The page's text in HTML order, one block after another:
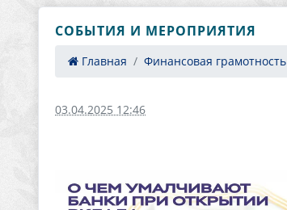
СОБЫТИЯ И МЕРОПРИЯТИЯ
Главная Финансовая грамотность
03.04.2025 12:46